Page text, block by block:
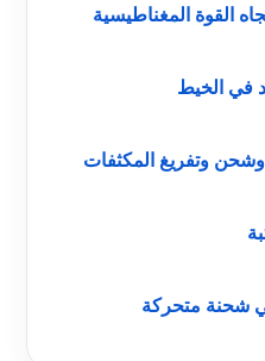
القوة المغناطيسية
في الخيط
شحنة متحركة